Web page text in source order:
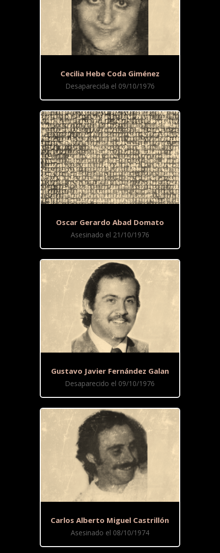
Cecilia Hebe Coda Giménez
Desaparecida el 09/10/1976
Oscar Gerardo Abad Domato
Asesinado el 21/10/1976
Gustavo Javier Fernández Galan
Desaparecido el 09/10/1976
Carlos Alberto Miguel Castrillón
Asesinado el 08/10/1974